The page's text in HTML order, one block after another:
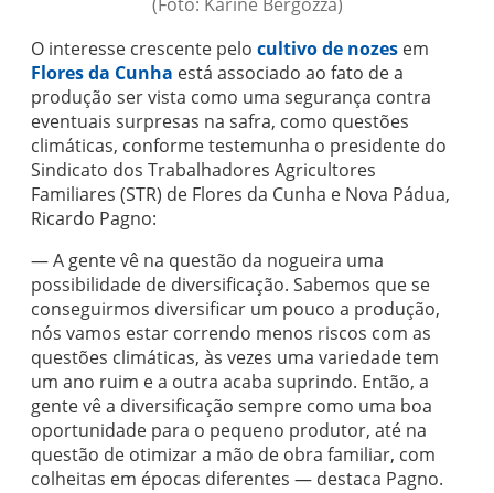
O interesse crescente pelo cultivo de nozes em
Flores da Cunha está associado ao fato de a
produção ser vista como uma segurança contra
eventuais surpresas na safra, como questões
climáticas, conforme testemunha o presidente do
Sindicato dos Trabalhadores Agricultores
Familiares (STR) de Flores da Cunha e Nova Pádua,
Ricardo Pagno:
— A gente vê na questão da nogueira uma
possibilidade de diversificação. Sabemos que se
conseguirmos diversificar um pouco a produção,
nós vamos estar correndo menos riscos com as
questões climáticas, às vezes uma variedade tem
um ano ruim e a outra acaba suprindo. Então, a
gente vê a diversificação sempre como uma boa
oportunidade para o pequeno produtor, até na
questão de otimizar a mão de obra familiar, com
colheitas em épocas diferentes — destaca Pagno.